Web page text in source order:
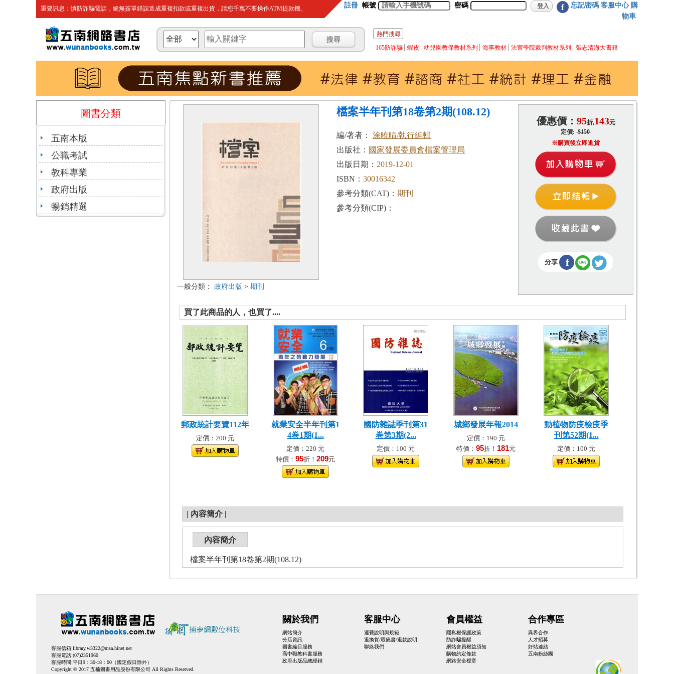
重要訊息：慎防詐騙電話，絕無簽單錯誤造成重複扣款或重複出貨，請您千萬不要操作ATM提款機。 註冊 帳號 密碼 f 忘記密碼 客服中心 購
物車
熱門搜尋
165防詐騙
蝦皮 幼兒園教保教材系列 海事教材 法官學院裁判教材系列 張志清海大書籍
圖書分類
五南本版
公職考試
教科專業
政府出版
暢銷精選
一般分類： 政府出版 > 期刊
檔案半年刊第18卷第2期(108.12)
編/著者： 涂曉晴/執行編輯
出版社： 國家發展委員會檔案管理局
出版日期： 2019-12-01
ISBN： 30016342
參考分類(CAT)： 期刊
參考分類(CIP)：
優惠價： 95折,143元
定價:$150
※購買後立即進貨
分享 f
買了此商品的人，也買了....
郵政統計要覽112年
定價：200 元
就業安全半年刊第1
4卷1期(1...
定價：220 元
特價： 95折！ 209元
國防雜誌季刊第31
卷第3期(2...
定價：100 元
城鄉發展年報2014
定價：190 元
特價： 95折！ 181元
動植物防疫檢疫季
刊第52期(1...
定價：100 元
| 內容簡介 |
內容簡介
檔案半年刊第18卷第2期(108.12)
客服信箱:library.w3322@msa.hinet.net
客服電話:(07)2351960
客服時間:平日9：30-18：00（國定假日除外）
Copyright © 2017 五楠圖書用品股份有限公司 All Rights Reserved.
關於我們
網站簡介
分店資訊
圖書編目服務
高中職教科書服務
政府出版品總經銷
客服中心
運費說明與規範
退換貨/瑕疵書/退款說明
聯絡我們
會員權益
隱私權保護政策
防詐騙提醒
網站會員權益須知
購物約定條款
網路安全標章
合作專區
異界合作
人才招募
好站連結
五南粉絲團